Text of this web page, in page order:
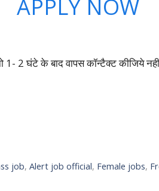
APPLY NOW
1- 2 घंटे के बाद वापस कॉन्टैक्ट कीजिये
job, Alert job official, Female jobs,